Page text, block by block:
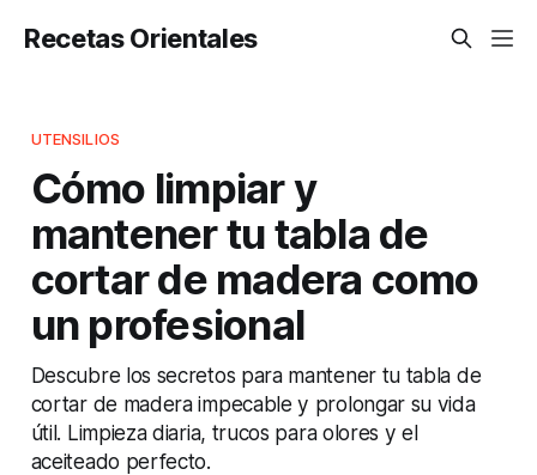
Recetas Orientales
UTENSILIOS
Cómo limpiar y
mantener tu tabla de
cortar de madera como
un profesional
Descubre los secretos para mantener tu tabla de
cortar de madera impecable y prolongar su vida
útil. Limpieza diaria, trucos para olores y el
aceiteado perfecto.